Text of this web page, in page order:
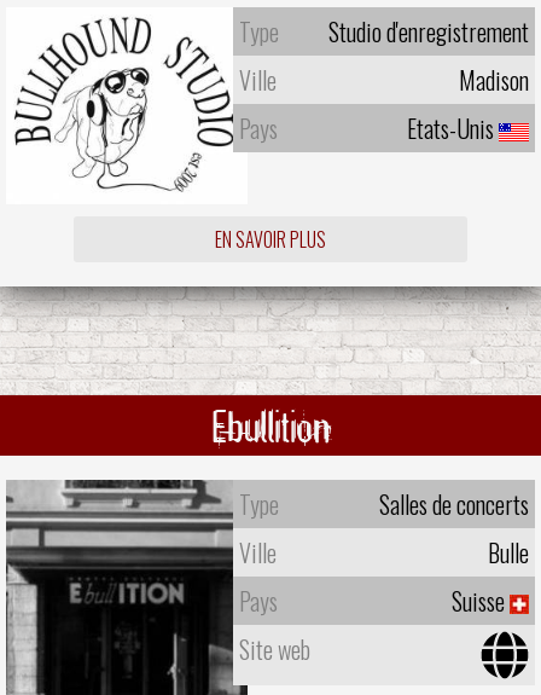
Type
Studio d'enregistrement
Ville
Madison
Pays
Etats-Unis
EN SAVOIR PLUS
Ebullition
Type
Salles de concerts
Ville
Bulle
Pays
Suisse
Site web